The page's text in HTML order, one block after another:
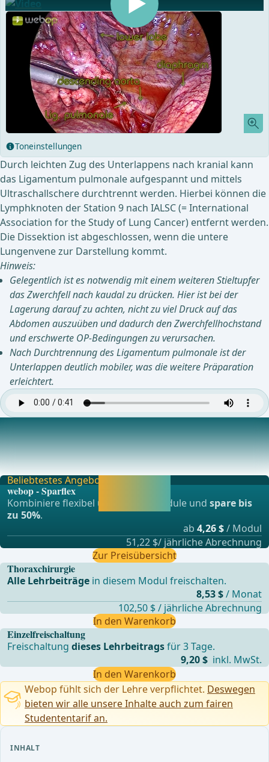
INHALT
Toneinstellungen
Durch leichten Zug des Unterlappens nach kranial kann
das Ligamentum pulmonale aufgespannt und mittels
Ultraschallschere durchtrennt werden. Hierbei können die
Lymphknoten der Station 9 nach IALSC (= International
Association for the Study of Lung Cancer) entfernt werden.
Die Dissektion ist abgeschlossen, wenn die untere
Lungenvene zur Darstellung kommt.
Hinweis:
Gelegentlich ist es notwendig mit einem weiteren Stieltupfer
das Zwerchfell nach kaudal zu drücken. Hier ist bei der
Lagerung darauf zu achten, nicht zu viel Druck auf das
Abdomen auszuüben und dadurch den Zwerchfellhochstand
und erschwerte OP-Bedingungen zu verursachen.
Nach Durchtrennung des Ligamentum pulmonale ist der
Unterlappen deutlich mobiler, was die weitere Präparation
erleichtert.
Zirkuläre Darstellung der Unterlappenvene
Die untere Lungenvene wurde im 2. Schritt von medial und
im 3. Operationsschritt von kaudal dargest
Einzelfreischaltung
Freischaltungdieses Lehrbeitragsfür 3 Tage.
9,20 $ inkl. MwSt.
In den Warenkorb
Beliebtestes Angebot
webop - Sparflex
Kombiniere flexibel unsere Lernmodule undspare bis
zu 50%.
ab 4,26 $/ Modul
51,22 $/ jährliche Abrechnung
Zur Preisübersicht
Thoraxchirurgie
Alle Lehrbeiträge in diesem Modul freischalten.
8,53 $/ Monat
102,50 $ / jährliche Abrechnung
In den Warenkorb
Webop fühlt sich der Lehre verpflichtet. Deswegen
bieten wir alle unsere Inhalte auch zum fairen
Studententarif an.